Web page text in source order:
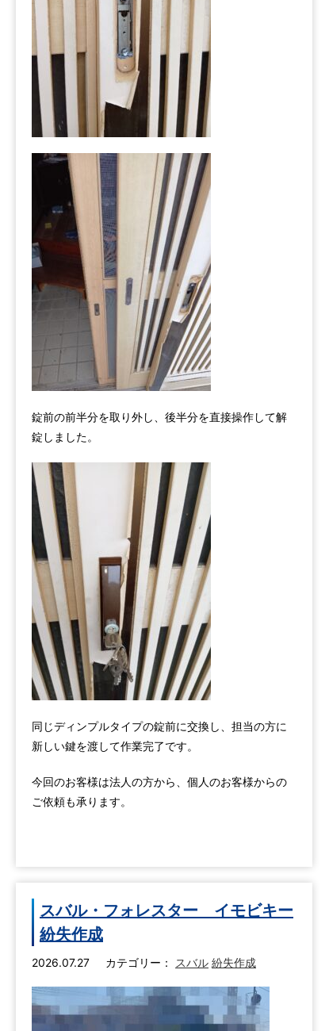
錠前の前半分を取り外し、後半分を直接操作して解
錠しました。
同じディンプルタイプの錠前に交換し、担当の方に
新しい鍵を渡して作業完了です。
今回のお客様は法人の方から、個人のお客様からの
ご依頼も承ります。
スバル・フォレスター イモビキー
紛失作成
2026.07.27 カテゴリー： スバル 紛失作成